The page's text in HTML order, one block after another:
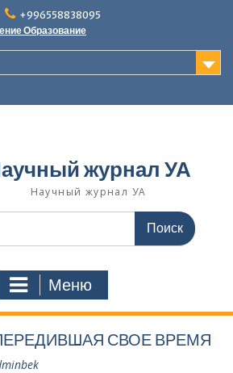
+996558838095
Образование
журнал УА
Научный журнал УА
Меню
СВОЕ ВРЕМЯ